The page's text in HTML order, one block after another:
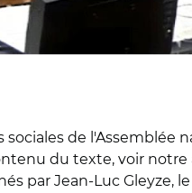
sociales de
du texte, voir
par Jean-Luc